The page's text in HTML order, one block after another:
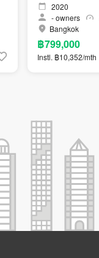
2020
-owners
Bangkok
฿799,000
Instl. ฿10,352/mth